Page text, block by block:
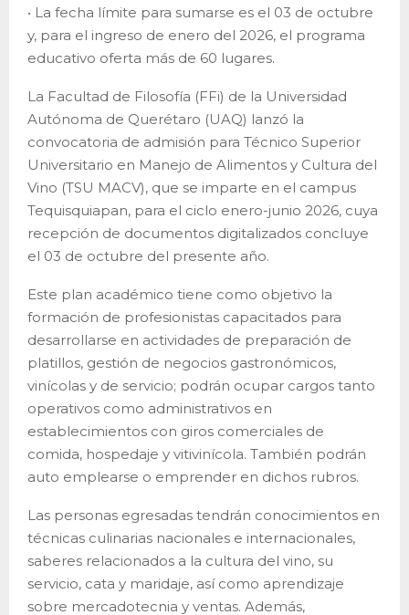
• La fecha límite para sumarse es el 03 de octubre
y, para el ingreso de enero del 2026, el programa
educativo oferta más de 60 lugares.
La Facultad de Filosofía (FFi) de la Universidad
Autónoma de Querétaro (UAQ) lanzó la
convocatoria de admisión para Técnico Superior
Universitario en Manejo de Alimentos y Cultura del
Vino (TSU MACV), que se imparte en el campus
Tequisquiapan, para el ciclo enero-junio 2026, cuya
recepción de documentos digitalizados concluye
el 03 de octubre del presente año.
Este plan académico tiene como objetivo la
formación de profesionistas capacitados para
desarrollarse en actividades de preparación de
platillos, gestión de negocios gastronómicos,
vinícolas y de servicio; podrán ocupar cargos tanto
operativos como administrativos en
establecimientos con giros comerciales de
comida, hospedaje y vitivinícola. También podrán
auto emplearse o emprender en dichos rubros.
Las personas egresadas tendrán conocimientos en
técnicas culinarias nacionales e internacionales,
saberes relacionados a la cultura del vino, su
servicio, cata y maridaje, así como aprendizaje
sobre mercadotecnia y ventas. Además,